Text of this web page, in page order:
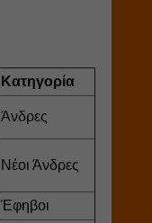
Κατηγορία
Άνδρες
Νέοι Άνδρες
Έφηβοι